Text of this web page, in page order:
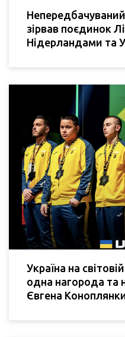
зірвав поєдинок
Нідерландами та
Україна на
одна нагорода та
Євгена